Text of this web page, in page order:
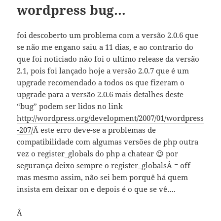
wordpress bug…
foi descoberto um problema com a versão 2.0.6 que
se não me engano saiu a 11 dias, e ao contrario do
que foi noticiado não foi o ultimo release da versão
2.1, pois foi lançado hoje a versão 2.0.7 que é um
upgrade recomendado a todos os que fizeram o
upgrade para a versão 2.0.6 mais detalhes deste
“bug” podem ser lidos no link
http://wordpress.org/development/2007/01/wordpress
-207/Â este erro deve-se a problemas de
compatibilidade com algumas versões de php outra
vez oregister_globals do php a chatear 😉 por
segurança deixo sempre oregister_globalsÂ = off
mas mesmo assim, não sei bem porquê há quem
insista em deixar on e depois é o que se vê….
Â